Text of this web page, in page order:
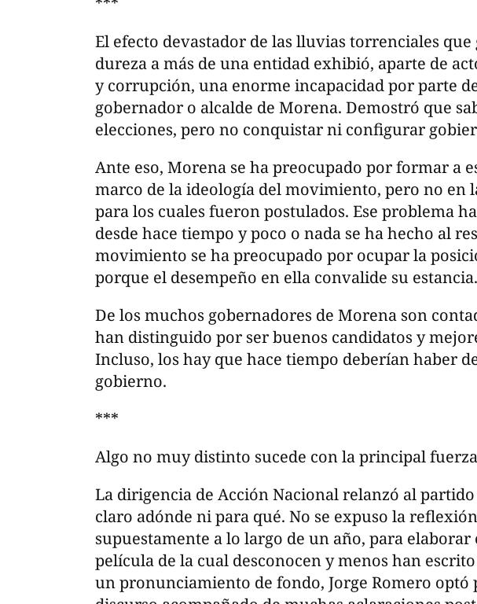
El efecto devastador de las lluvias torrenciales que
dureza a más de una entidad exhibió, aparte de
y corrupción, una enorme incapacidad por parte
gobernador o alcalde de Morena. Demostró que
elecciones, pero no conquistar ni configurar
Ante eso, Morena se ha preocupado por formar a
marco de la ideología del movimiento, pero no en
para los cuales fueron postulados. Ese problema
desde hace tiempo y poco o nada se ha hecho al
movimiento se ha preocupado por ocupar la
porque el desempeño en ella convalide su estancia.
De los muchos gobernadores de Morena son
han distinguido por ser buenos candidatos y
Incluso, los hay que hace tiempo deberían haber
gobierno.
***
Algo no muy distinto sucede con la principal
La dirigencia de Acción Nacional relanzó al
claro adónde ni para qué. No se expuso la
supuestamente a lo largo de un año, para
película de la cual desconocen y menos han
un pronunciamiento de fondo, Jorge Romero optó